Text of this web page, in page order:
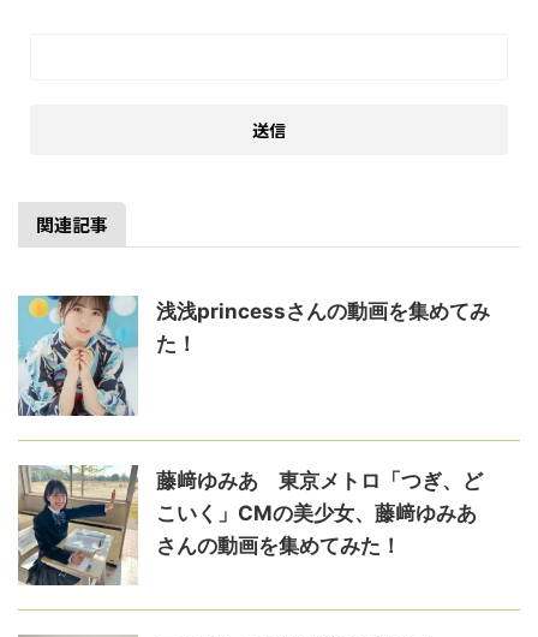
関連記事
浅浅princessさんの動画を集めてみ
た！
藤﨑ゆみあ 東京メトロ「つぎ、ど
こいく」CMの美少女、藤﨑ゆみあ
さんの動画を集めてみた！